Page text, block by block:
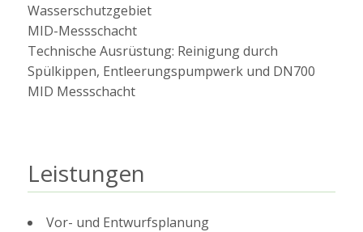
Wasserschutzgebiet
MID-Messschacht
Technische Ausrüstung: Reinigung durch
Spülkippen, Entleerungspumpwerk und DN700
MID Messschacht
Leistungen
Vor- und Entwurfsplanung